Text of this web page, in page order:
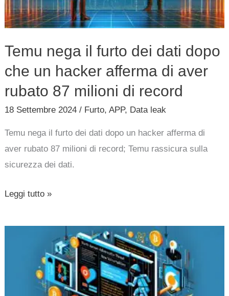
Temu nega il furto dei dati dopo
che un hacker afferma di aver
rubato 87 milioni di record
18 Settembre 2024/ Furto,APP, Data leak
Temu nega il furto dei dati dopo un hacker afferma di
aver rubato 87 milioni di record; Temu rassicura sulla
sicurezza dei dati.
dopo
che
hacker
afferma
87
milioni
di
Leggi tutto »